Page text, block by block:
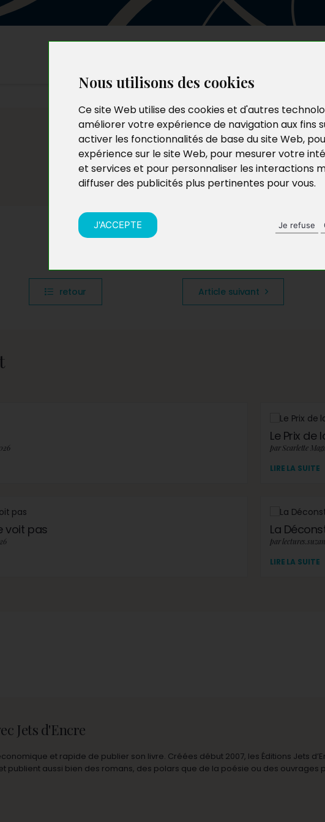
Nous utilisons des cookies
Ce site Web utilise des cookies et d'autres
améliorer votre expérience de navigation aux fins
activer les fonctionnalités de base du site Web,
expérience sur le site Web, pour mesurer votre
et services et pour personnaliser les interactions
diffuser des publicités plus pertinentes pour vous.
J'ACCEPTE Je refuse
retour Article suivant
Le Prix de
par Scarlette
LIRE LA SUITE
voit pas La
par
LIRE LA SUITE
Jets d'Encre
et rapide de publier son livre. Créées début 2007, les Éditions Jets
publient aussi bien des romans, des polars que de la poésie ou des ouvrages